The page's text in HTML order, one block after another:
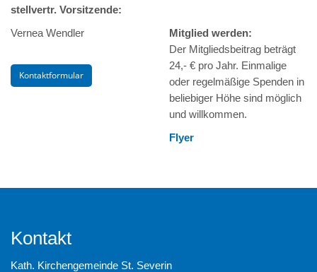
stellvertr. Vorsitzende:
Vernea Wendler
Kontaktformular
Mitglied werden:
Der Mitgliedsbeitrag beträgt
24,- € pro Jahr. Einmalige
oder regelmäßige Spenden in
beliebiger Höhe sind möglich
und willkommen.
Flyer
Kontakt
Kath. Kirchengemeinde St. Severin